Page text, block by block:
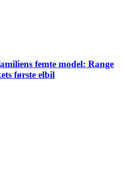
femte model: Range
første elbil